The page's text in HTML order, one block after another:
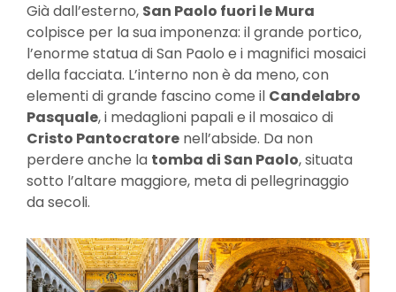
Già dall’esterno, San Paolo fuori le Mura
colpisce per la sua imponenza: il grande portico,
l’enorme statua di San Paolo e i magnifici mosaici
della facciata. L’interno non è da meno, con
elementi di grande fascino come il Candelabro
Pasquale, i medaglioni papali e il mosaico di
Cristo Pantocratore nell’abside. Da non
perdere anche la tomba di San Paolo, situata
sotto l’altare maggiore, meta di pellegrinaggio
da secoli.